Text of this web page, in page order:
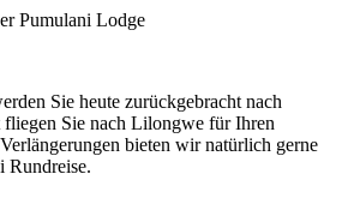
Pumulani Lodge
Sie heute zurückgebracht nach
Sie nach Lilongwe für Ihren
bieten wir natürlich gerne
Rundreise.